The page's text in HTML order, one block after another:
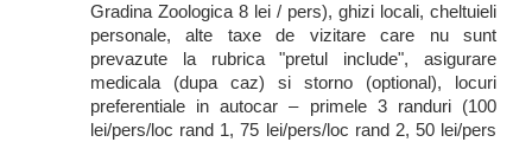
Gradina Zoologica 8 lei / pers), ghizi locali, cheltuieli
personale, alte taxe de vizitare care nu sunt
prevazute la rubrica "pretul include", asigurare
medicala (dupa caz) si storno (optional), locuri
preferentiale in autocar – primele 3 randuri (100
lei/pers/loc rand 1, 75 lei/pers/loc rand 2, 50 lei/pers